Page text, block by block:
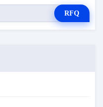
RFQ